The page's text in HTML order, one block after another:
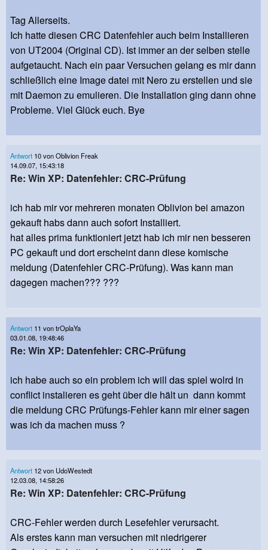
Tag Allerseits.
Ich hatte diesen CRC Datenfehler auch beim Installieren
von UT2004 (Original CD). Ist immer an der selben stelle
aufgetaucht. Nach ein paar Versuchen gelang es mir dann
schließlich eine Image datei mit Nero zu erstellen und sie
mit Daemon zu emulieren. Die Installation ging dann ohne
Probleme. Viel Glück euch. Bye
Antwort 10 von Oblivion Freak
14.09.07, 15:43:18
Re: Win XP: Datenfehler: CRC-Prüfung
ich hab mir vor mehreren monaten Oblivion bei amazon
gekauft habs dann auch sofort Installiert.
hat alles prima funktioniert jetzt hab ich mir nen besseren
PC gekauft und dort erscheint dann diese komische
meldung (Datenfehler CRC-Prüfung). Was kann man
dagegen machen??? ???
Antwort 11 von trOplaYa
03.01.08, 19:48:46
Re: Win XP: Datenfehler: CRC-Prüfung
ich habe auch so ein problem ich will das spiel wolrd in
conflict instalieren es geht über die hält un dann kommt
die meldung CRC Prüfungs-Fehler kann mir einer sagen
was ich da machen muss ?
Antwort 12 von UdoWestedt
12.03.08, 14:58:26
Re: Win XP: Datenfehler: CRC-Prüfung
CRC-Fehler werden durch Lesefehler verursacht.
Als erstes kann man versuchen mit niedrigerer